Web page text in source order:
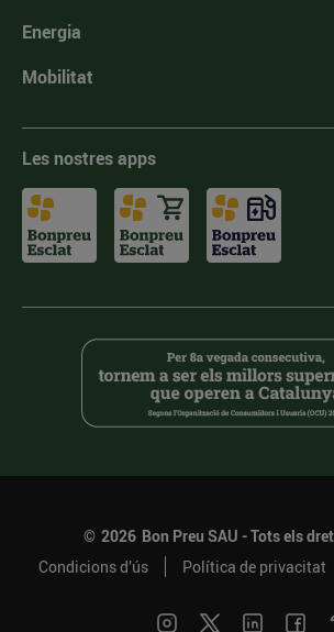
Energia
Mobilitat
Les nostres apps
© 2026 Bon Preu SAU - Tots els
Condicions d’ús
Política de privacitat